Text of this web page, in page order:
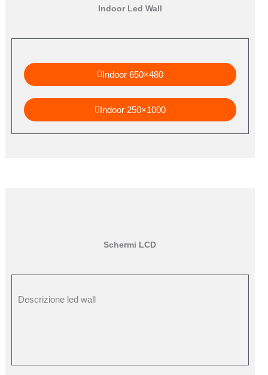
Indoor Led Wall
Indoor 650×480
Indoor 250×1000
Schermi LCD
Descrizione led wall